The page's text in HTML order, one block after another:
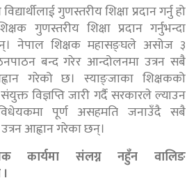
गुणस्तरीय शिक्षा प्रदान गर्नु हो
गुणस्तरीय शिक्षा प्रदान गर्नुभन्दा
नेपाल शिक्षक महासङ्घले असोज ३
बन्द गरेर आन्दोलनमा उत्रन सबै
गरेको छ। स्याङ्जाका शिक्षकको
विज्ञप्ति जारी गर्दै सरकारले ल्याउन
पूर्ण असहमति जनाउँदै सबै
आह्वान गरेका छन्।
कार्यमा संलग्न नहुँन वालिङ